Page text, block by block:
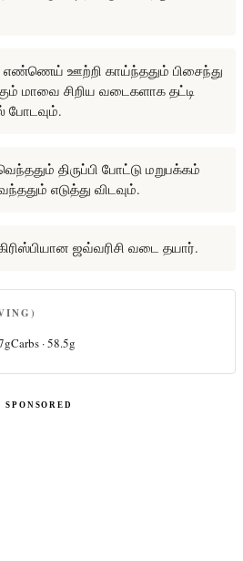
எண்ணெய் ஊற்றி காய்ந்ததும் பிசைந்து
மாவை சிறிய வடைகளாக தட்டி
திருப்பி போட்டு மறுபக்கம்
எடுத்து விடவும்.
ஜவ்வரிசி வடை தயார்.
gCarbs ·58.5g